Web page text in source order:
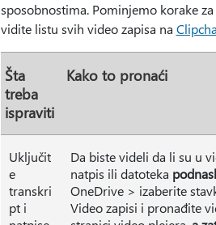
sposobnostima. Pominjemo korake
vidite listu svih video zapisa na
Šta
treba
ispraviti
Kako to pronaći
Uključit
e
transkri
pt i
Da biste videli da li su u
natpis ili datoteka
OneDrive > izaberite
Video zapisi i pronađite